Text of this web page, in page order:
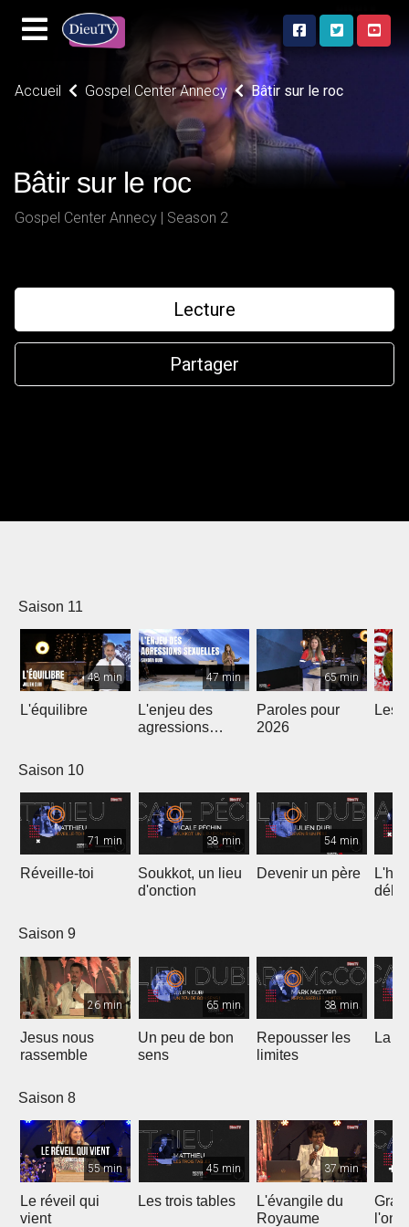
Accueil Gospel Center Annecy Bâtir sur le roc
Bâtir sur le roc
Gospel Center Annecy | Season 2
Lecture
Partager
Saison 11
48 min
L'équilibre
47 min
L'enjeu des
agressions
65 min
Paroles pour
2026
Les
Saison 10
71 min
Réveille-toi
38 min
Soukkot, un lieu
d'onction
54 min
Devenir un père
Saison 9
26 min
Jesus nous
rassemble
65 min
Un peu de bon
sens
38 min
Repousser les
limites
La
Saison 8
55 min
Le réveil qui
vient
45 min
Les trois tables
37 min
L'évangile du
Royaume